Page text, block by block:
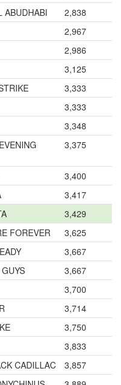
ABUDHABI
2,838
2,967
2,986
3,125
3,333
3,333
3,348
3,375
3,400
3,417
3,429
FOREVER
3,625
3,667
3,667
3,700
3,714
3,750
3,833
CADILLAC
3,857